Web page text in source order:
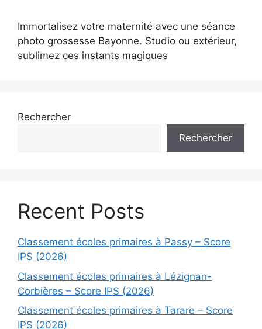
Immortalisez votre maternité avec une séance
photo grossesse Bayonne. Studio ou extérieur,
sublimez ces instants magiques
Rechercher
Rechercher
Recent Posts
Classement écoles primaires à Passy – Score
IPS (2026)
Classement écoles primaires à Lézignan-
Corbières – Score IPS (2026)
Classement écoles primaires à Tarare – Score
IPS (2026)